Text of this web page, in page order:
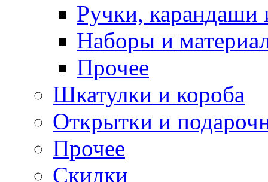
Ручки,
Наборы и
Прочее
Шкатулки и короба
Открытки и
Прочее
Скидки